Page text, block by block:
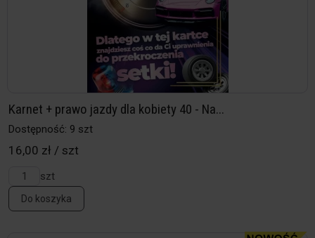
Karnet + prawo jazdy dla kobiety 40 - Na...
Dostępność: 9 szt
16,00 zł / szt
szt
Do koszyka